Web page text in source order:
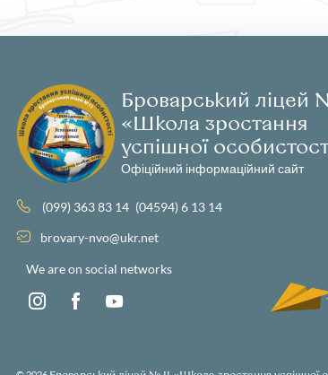
Броварський ліцей
«Школа зростання
успішної
Офіційний інформаційний сайт
(099) 363 83 14 (04594) 6 13 14
brovary-nvo@ukr.net
We are on social networks